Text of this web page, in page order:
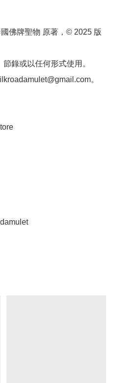
佛牌聖物 原著，© 2025 版
錄或以任何形式使用。
。